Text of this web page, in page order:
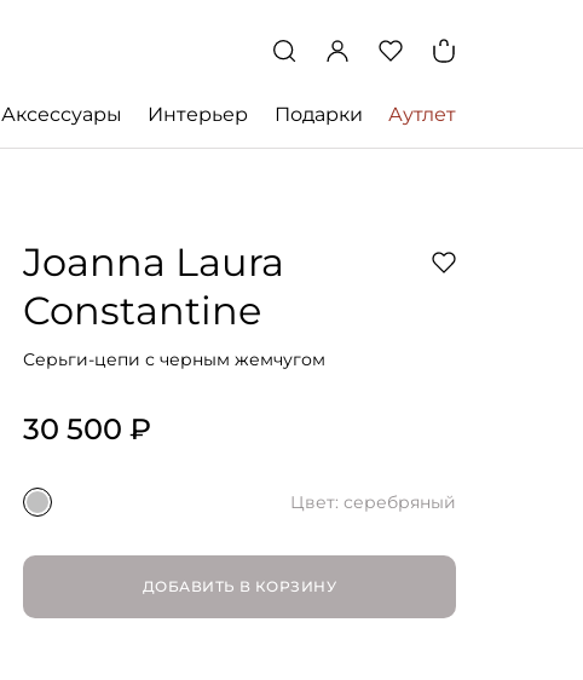
Аксессуары Интерьер Подарки Аутлет
Joanna Laura
Constantine
Серьги-цепи с черным жемчугом
30 500 ₽
Цвет: серебряный
ДОБАВИТЬ В КОРЗИНУ